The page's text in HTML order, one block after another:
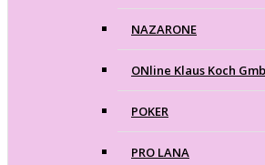
NAZARONE
ONline Klaus Koch
POKER
PRO LANA